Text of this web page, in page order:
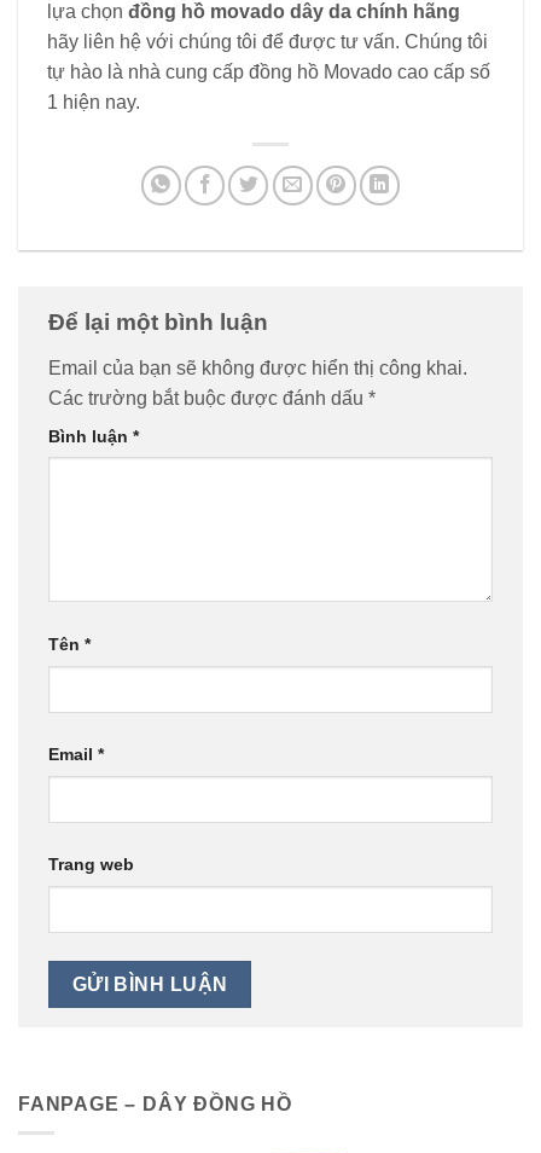
lựa chọn đồng hồ movado dây da chính hãng
hãy liên hệ với chúng tôi để được tư vấn. Chúng tôi
tự hào là nhà cung cấp đồng hồ Movado cao cấp số
1 hiện nay.
Để lại một bình luận
Email của bạn sẽ không được hiển thị công khai.
Các trường bắt buộc được đánh dấu *
Bình luận *
Tên *
Email *
Trang web
FANPAGE – DÂY ĐỒNG HỒ